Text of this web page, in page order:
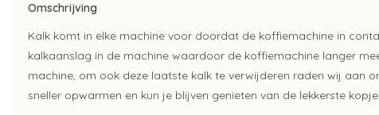
Omschrijving
Kalk komt in elke machine voor doordat de koffiemachine in
kalkaanslag in de machine waardoor de koffiemachine langer
machine, om ook deze laatste kalk te verwijderen raden wij aan
sneller opwarmen en kun je blijven genieten van de lekkerste